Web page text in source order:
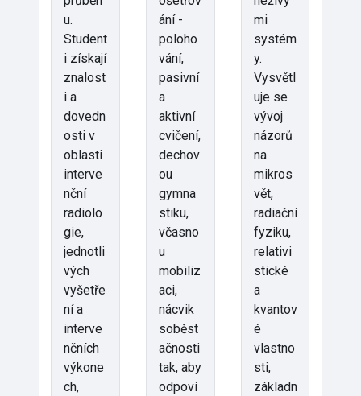
u.
Student
i získají
znalost
i a
dovedn
osti v
oblasti
interve
nční
radiolo
gie,
jednotli
vých
vyšetře
ní a
interve
nčních
výkone
ch,
ání -
poloho
vání,
pasivní
a
aktivní
cvičení,
dechov
ou
gymna
stiku,
včasno
u
mobiliz
aci,
nácvik
soběst
ačnosti
tak, aby
odpoví
mi
systém
y.
Vysvětl
uje se
vývoj
názorů
na
mikros
vět,
radiační
fyziku,
relativi
stické
a
kvantov
é
vlastno
sti,
základn